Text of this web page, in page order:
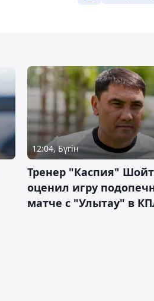
12:04, Бүгін
Тренер "Каспия"
оценил игру
матче с "Улытау" в